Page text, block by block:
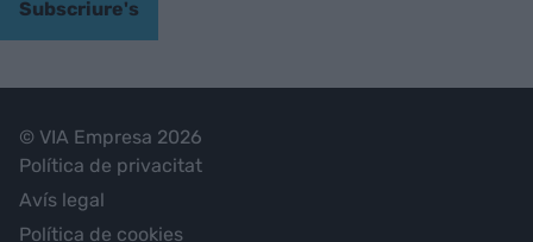
Subscriure's
© VIA Empresa 2026
Política de privacitat
Avís legal
Política de cookies